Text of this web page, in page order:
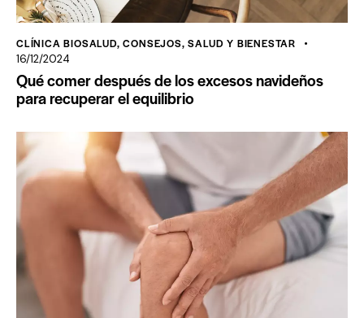
CLÍNICA BIOSALUD,CONSEJOS,SALUD Y BIENESTAR
16/12/2024
Qué comer después de los excesos navideños
para recuperar el equilibrio